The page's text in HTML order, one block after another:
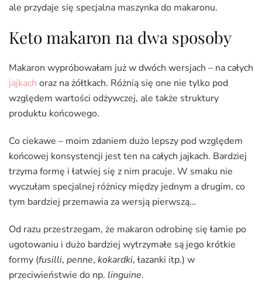
ale przydaje się specjalna maszynka do makaronu.
Keto makaron na dwa sposoby
Makaron wypróbowałam już w dwóch wersjach – na całych
jajkach oraz na żółtkach. Różnią się one nie tylko pod
względem wartości odżywczej, ale także struktury
produktu końcowego.
Co ciekawe – moim zdaniem dużo lepszy pod względem
końcowej konsystencji jest ten na całych jajkach. Bardziej
trzyma formę i łatwiej się z nim pracuje. W smaku nie
wyczułam specjalnej różnicy między jednym a drugim, co
tym bardziej przemawia za wersją pierwszą…
Od razu przestrzegam, że makaron odrobinę się łamie po
ugotowaniu i dużo bardziej wytrzymałe są jego krótkie
formy (fusilli, penne, kokardki, łazanki itp.) w
przeciwieństwie do np. linguine.